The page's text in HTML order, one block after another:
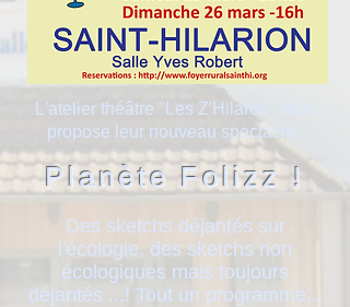
L'atelier théâtre "Les Z'Hilares" vous
propose leur nouveau spectacle :
Planète Folizz !
Des sketchs déjantés sur
l'écologie, des sketchs non
écologiques mais toujours
déjantés ...! Tout un programme...